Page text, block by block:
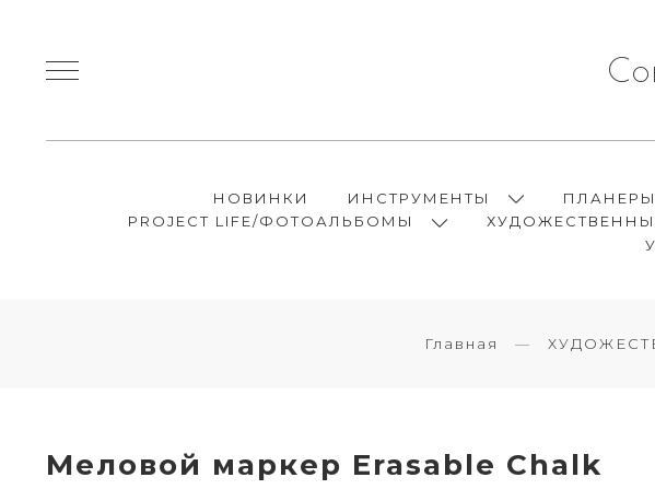
НОВИНКИ ИНСТРУМЕНТЫ
PROJECT LIFE/ФОТОАЛЬБОМЫ
Главная
Меловой маркер Erasable Chalk